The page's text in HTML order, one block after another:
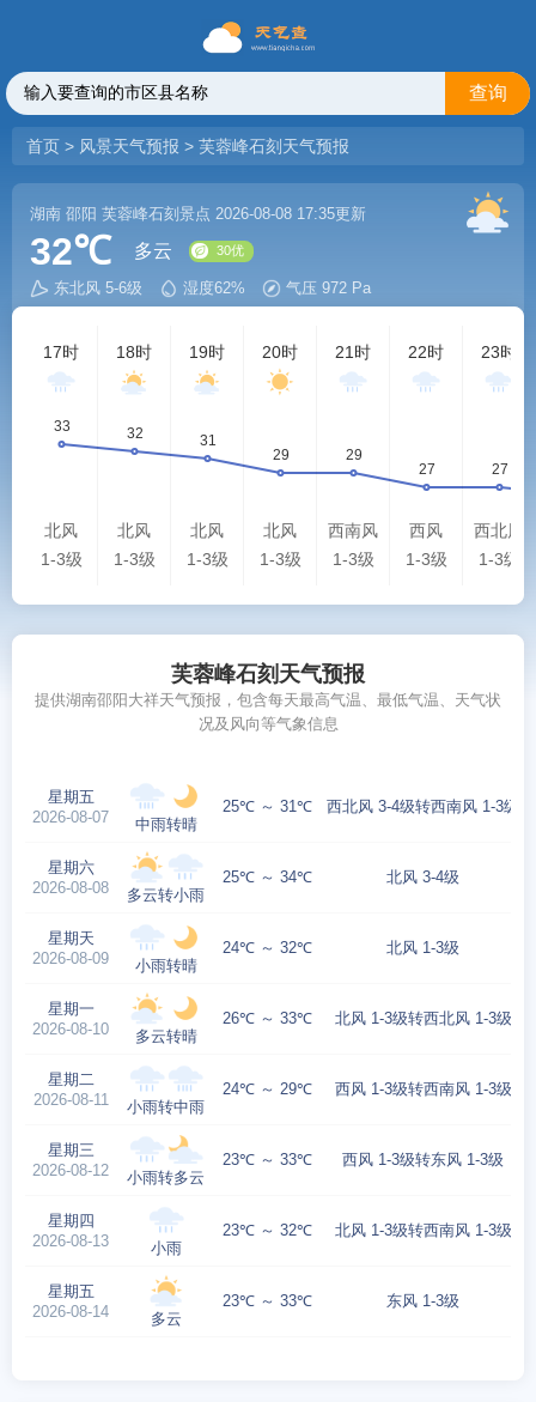
查询
首页 > 风景天气预报 > 芙蓉峰石刻天气预报
湖南 邵阳 芙蓉峰石刻景点 2026-08-08 17:35更新
32℃ 多云
东北风 5-6级 湿度62% 气压 972 Pa
17时
北风
1-3级
18时
北风
1-3级
19时
北风
1-3级
20时
北风
1-3级
21时
西南风
1-3级
22时
西风
1-3级
23时
西北风
1-3级
芙蓉峰石刻天气预报
提供湖南邵阳大祥天气预报，包含每天最高气温、最低气温、天气状
况及风向等气象信息
星期五
2026-08-07
中雨转晴
25℃ ～ 31℃ 西北风 3-4级转西南风 1-3级
星期六
2026-08-08
多云转小雨
25℃ ～ 34℃ 北风 3-4级
星期天
2026-08-09
小雨转晴
24℃ ～ 32℃ 北风 1-3级
星期一
2026-08-10
多云转晴
26℃ ～ 33℃ 北风 1-3级转西北风 1-3级
星期二
2026-08-11
小雨转中雨
24℃ ～ 29℃ 西风 1-3级转西南风 1-3级
星期三
2026-08-12
小雨转多云
23℃ ～ 33℃ 西风 1-3级转东风 1-3级
星期四
2026-08-13
小雨
23℃ ～ 32℃ 北风 1-3级转西南风 1-3级
星期五
2026-08-14
多云
23℃ ～ 33℃ 东风 1-3级